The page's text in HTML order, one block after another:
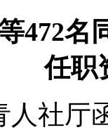
472名
任职
人社厅